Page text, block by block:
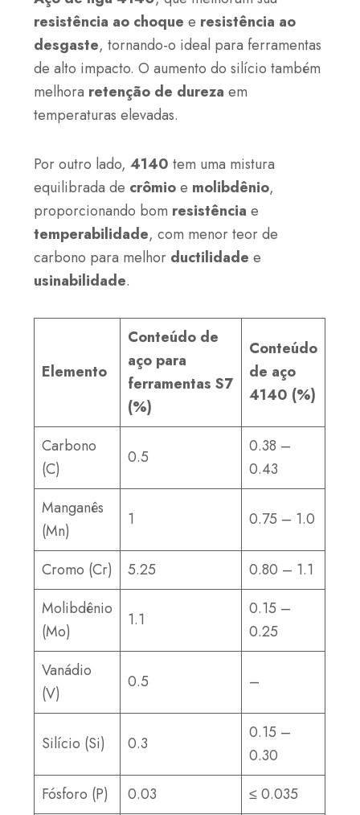
resistência ao choque e resistência ao
desgaste, tornando-o ideal para ferramentas
de alto impacto. O aumento do silício também
melhora retenção de dureza em
temperaturas elevadas.
Por outro lado,4140 tem uma mistura
equilibrada de crômioe molibdênio,
proporcionando bom resistência e
temperabilidade, com menor teor de
carbono para melhor ductilidade e
usinabilidade.
Elemento
Conteúdo de
aço para
ferramentas S7
(%)
Conteúdo
de aço
4140 (%)
Carbono
(C)
0.5
0.38 –
0.43
Manganês
(Mn)
1 0.75 – 1.0
Cromo (Cr) 5.25
0.80 – 1.1
Molibdênio
(Mo)
1.1
0.15 –
0.25
Vanádio
(V)
0.5 –
Silício (Si) 0.3
0.15 –
0.30
Fósforo (P)
0.03
≤ 0.035